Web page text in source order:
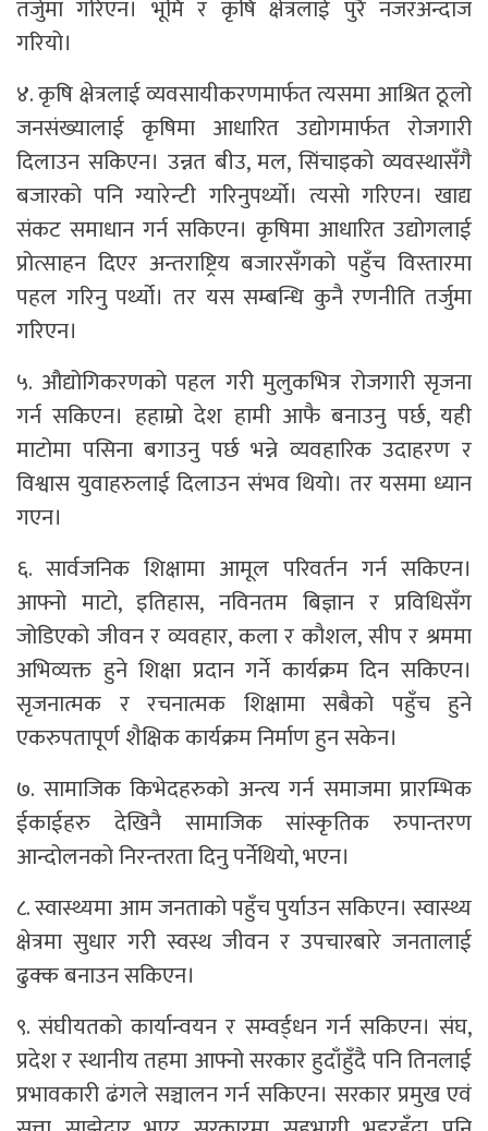
तर्जुमा गरिएन। भूमि र कृषि क्षेत्रलाई पुरै नजरअन्दाज
गरियो।
४. कृषि क्षेत्रलाई व्यवसायीकरणमार्फत त्यसमा आश्रित ठूलो
जनसंख्यालाई कृषिमा आधारित उद्योगमार्फत रोजगारी
दिलाउन सकिएन। उन्नत बीउ, मल, सिंचाइको व्यवस्थासँगै
बजारको पनि ग्यारेन्टी गरिनुपर्थ्यो। त्यसो गरिएन। खाद्य
संकट समाधान गर्न सकिएन। कृषिमा आधारित उद्योगलाई
प्रोत्साहन दिएर अन्तराष्ट्रिय बजारसँगको पहुँच विस्तारमा
पहल गरिनु पर्थ्यो। तर यस सम्बन्धि कुनै रणनीति तर्जुमा
गरिएन।
५. औद्योगिकरणको पहल गरी मुलुकभित्र रोजगारी सृजना
गर्न सकिएन। हहाम्रो देश हामी आफै बनाउनु पर्छ, यही
माटोमा पसिना बगाउनु पर्छ भन्ने व्यवहारिक उदाहरण र
विश्वास युवाहरुलाई दिलाउन संभव थियो। तर यसमा ध्यान
गएन।
६. सार्वजनिक शिक्षामा आमूल परिवर्तन गर्न सकिएन।
आफ्नो माटो, इतिहास, नविनतम बिज्ञान र प्रविधिसँग
जोडिएको जीवन र व्यवहार, कला र कौशल, सीप र श्रममा
अभिव्यक्त हुने शिक्षा प्रदान गर्ने कार्यक्रम दिन सकिएन।
सृजनात्मक र रचनात्मक शिक्षामा सबैको पहुँच हुने
एकरुपतापूर्ण शैक्षिक कार्यक्रम निर्माण हुन सकेन।
७. सामाजिक किभेदहरुको अन्त्य गर्न समाजमा प्रारम्भिक
ईकाईहरु देखिनै सामाजिक सांस्कृतिक रुपान्तरण
आन्दोलनको निरन्तरता दिनु पर्नेथियो, भएन।
८. स्वास्थ्यमा आम जनताको पहुँच पुर्याउन सकिएन। स्वास्थ्य
क्षेत्रमा सुधार गरी स्वस्थ जीवन र उपचारबारे जनतालाई
ढुक्क बनाउन सकिएन।
९. संघीयतको कार्यान्वयन र सम्वर्ड्धन गर्न सकिएन। संघ,
प्रदेश र स्थानीय तहमा आफ्नो सरकार हुदाँहुँदै पनि तिनलाई
प्रभावकारी ढंगले सञ्चालन गर्न सकिएन। सरकार प्रमुख एवं